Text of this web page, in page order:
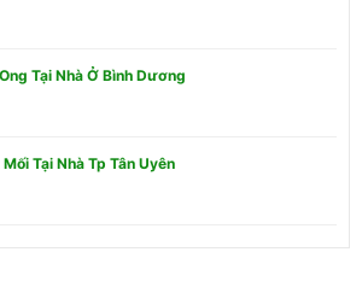
Tại Nhà Ở Bình Dương
Tại Nhà Tp Tân Uyên